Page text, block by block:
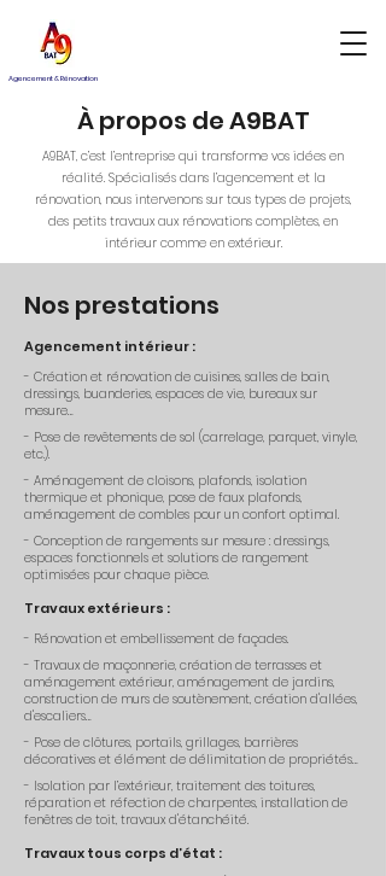
Agencement & Rénovation
À propos de A9BAT
A9BAT, c’est l’entreprise qui transforme vos idées en
réalité. Spécialisés dans l’agencement et la
rénovation, nous intervenons sur tous types de projets,
des petits travaux aux rénovations complètes, en
intérieur comme en extérieur.
Nos prestations
Agencement intérieur :​
- Création et rénovation de cuisines, salles de bain,
dressings, buanderies, espaces de vie, bureaux sur
mesure…
- Pose de revêtements de sol (carrelage, parquet, vinyle,
etc.).
- Aménagement de cloisons, plafonds, isolation
thermique et phonique, pose de faux plafonds,
aménagement de combles pour un confort optimal.
- Conception de rangements sur mesure : dressings,
espaces fonctionnels et solutions de rangement
optimisées pour chaque pièce.
Travaux extérieurs :
- Rénovation et embellissement de façades.
- Travaux de maçonnerie, création de terrasses et
aménagement extérieur, aménagement de jardins,
construction de murs de soutènement, création d'allées,
d'escaliers…
- Pose de clôtures, portails, grillages, barrières
décoratives et élément de délimitation de propriétés…
- Isolation par l’extérieur, traitement des toitures,
réparation et réfection de charpentes, installation de
fenêtres de toit, travaux d'étanchéité.
Travaux tous corps d’état :